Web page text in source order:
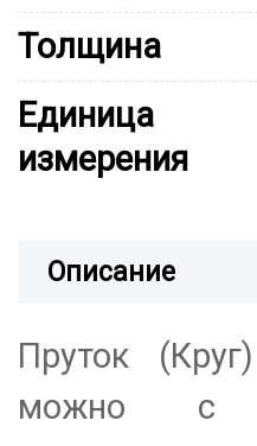
Толщина
Единица
измерения
Описание
Пруток
можно с